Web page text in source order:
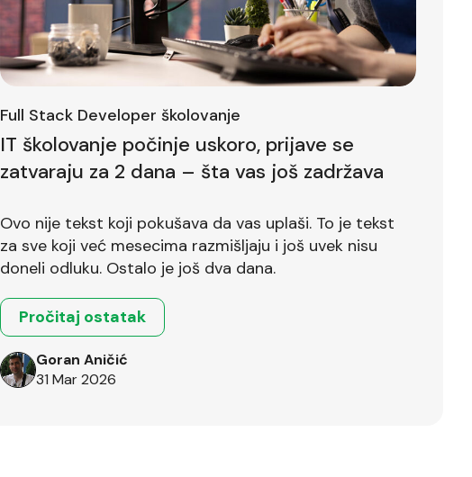
Full Stack Developer školovanje
IT školovanje počinje uskoro, prijave se
zatvaraju za 2 dana – šta vas još zadržava
Ovo nije tekst koji pokušava da vas uplaši. To je tekst
za sve koji već mesecima razmišljaju i još uvek nisu
doneli odluku. Ostalo je još dva dana.
Pročitaj ostatak
Goran Aničić
31 Mar 2026